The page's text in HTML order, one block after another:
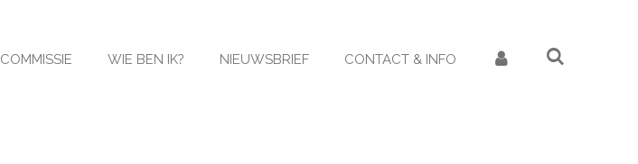
COMMISSIE WIE BEN IK? NIEUWSBRIEF CONTACT & INFO